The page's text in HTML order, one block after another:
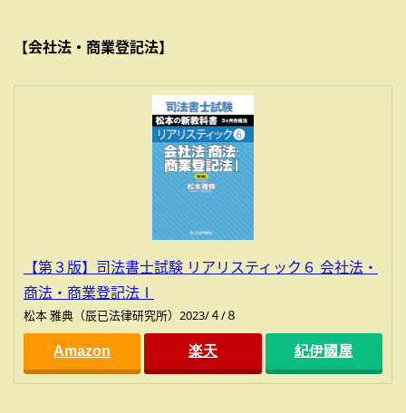
【会社法・商業登記法】
【第３版】司法書士試験 リアリスティック６ 会社法・
商法・商業登記法Ⅰ
松本 雅典（辰已法律研究所）2023/４/８
Amazon 楽天 紀伊國屋